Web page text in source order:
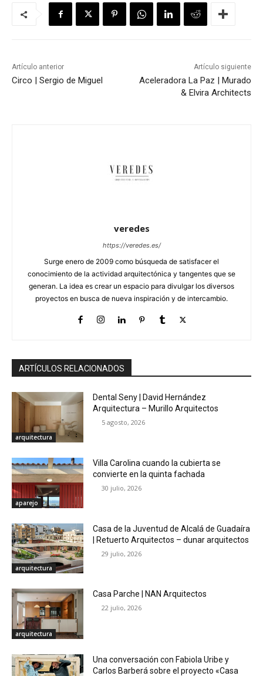
Artículo anterior
Circo | Sergio de Miguel
Artículo siguiente
Aceleradora La Paz | Murado
& Elvira Architects
veredes
https://veredes.es/
Surge enero de 2009 como búsqueda de satisfacer el
conocimiento de la actividad arquitectónica y tangentes que se
generan. La idea es crear un espacio para divulgar los diversos
proyectos en busca de nueva inspiración y de intercambio.
ARTÍCULOS RELACIONADOS
arquitectura
Dental Seny | David Hernández
Arquitectura – Murillo Arquitectos
5 agosto, 2026
aparejo
Villa Carolina cuando la cubierta se
convierte en la quinta fachada
30 julio, 2026
arquitectura
Casa de la Juventud de Alcalá de Guadaíra
| Retuerto Arquitectos – dunar arquitectos
29 julio, 2026
arquitectura
Casa Parche | NAN Arquitectos
22 julio, 2026
Una conversación con Fabiola Uribe y
Carlos Barberá sobre el proyecto «Casa